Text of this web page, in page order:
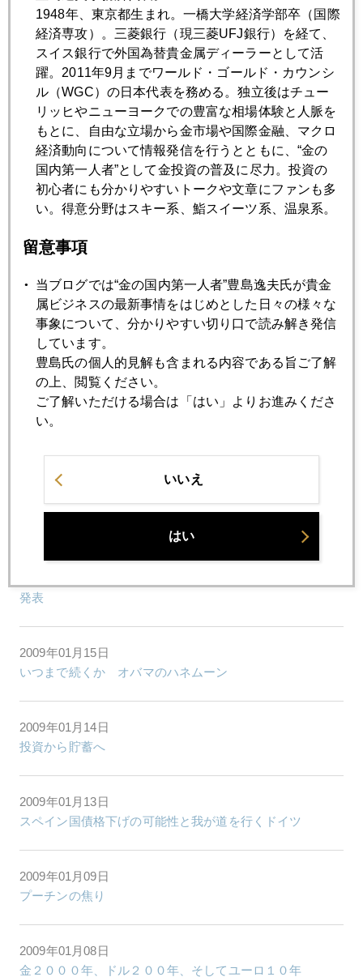
2009年01月29日
米国債の最後の引き受け先はどこ？
2009年01月28日
プラチナはどうなる？
2009年01月27日
１億円の社長室改造費
2009年01月26日
金９００ドルへ急騰
2009年01月23日
判決の日 近づく
2009年01月22日
ソブリン リスク（国の債務不履行リスク）
2009年01月20日
オバマへのご祝儀相場とは？
2009年01月19日
発表
2009年01月15日
いつまで続くか オバマのハネムーン
2009年01月14日
投資から貯蓄へ
2009年01月13日
スペイン国債格下げの可能性と我が道を行くドイツ
2009年01月09日
プーチンの焦り
2009年01月08日
金２０００年、ドル２００年、そしてユーロ１０年
1948年、東京都生まれ。一橋大学経済学部卒（国際
経済専攻）。三菱銀行（現三菱UFJ銀行）を経て、
スイス銀行で外国為替貴金属ディーラーとして活
躍。2011年9月までワールド・ゴールド・カウンシ
ル（WGC）の日本代表を務める。独立後はチュー
リッヒやニューヨークでの豊富な相場体験と人脈を
もとに、自由な立場から金市場や国際金融、マクロ
経済動向について情報発信を行うとともに、“金の
国内第一人者”として金投資の普及に尽力。投資の
初心者にも分かりやすいトークや文章にファンも多
い。得意分野はスキー系、鮨スイーツ系、温泉系。
留意事項
当ブログでは“金の国内第一人者”豊島逸夫氏が貴金
属ビジネスの最新事情をはじめとした日々の様々な
事象について、分かりやすい切り口で読み解き発信
しています。
豊島氏の個人的見解も含まれる内容である旨ご了解
の上、閲覧ください。
ご了解いただける場合は「はい」よりお進みくださ
い。
いいえ
はい